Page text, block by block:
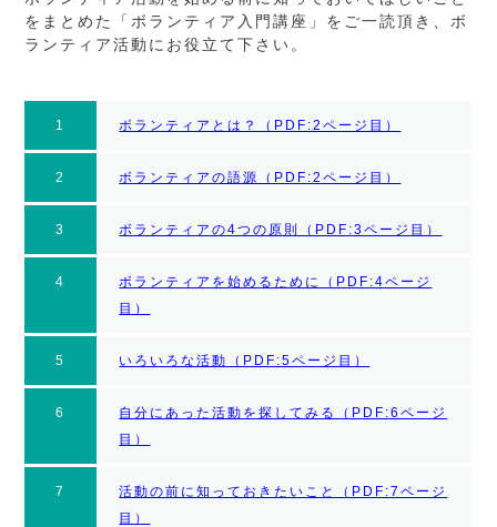
をまとめた「ボランティア入門講座」をご一読頂き、ボ
ランティア活動にお役立て下さい。
1 ボランティアとは？（PDF:2ページ目）
2 ボランティアの語源（PDF:2ページ目）
3 ボランティアの4つの原則（PDF:3ページ目）
4
ボランティアを始めるために（PDF:4ページ
目）
5 いろいろな活動（PDF:5ページ目）
6
自分にあった活動を探してみる（PDF:6ページ
目）
7
活動の前に知っておきたいこと（PDF:7ページ
目）